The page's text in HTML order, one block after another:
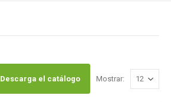
Descarga el catálogo Mostrar: